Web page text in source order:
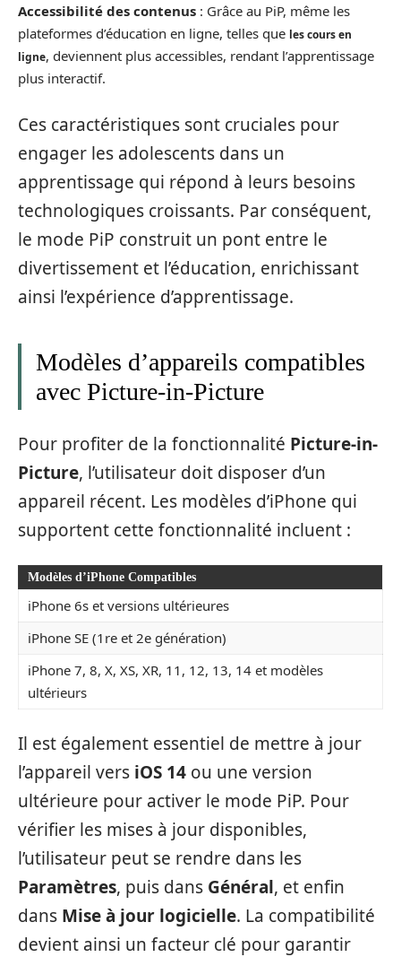
Accessibilité des contenus : Grâce au PiP, même les
plateformes d’éducation en ligne, telles que les cours en
ligne, deviennent plus accessibles, rendant l’apprentissage
plus interactif.
Ces caractéristiques sont cruciales pour
engager les adolescents dans un
apprentissage qui répond à leurs besoins
technologiques croissants. Par conséquent,
le mode PiP construit un pont entre le
divertissement et l’éducation, enrichissant
ainsi l’expérience d’apprentissage.
Modèles d’appareils compatibles
avec Picture-in-Picture
Pour profiter de la fonctionnalité Picture-in-
Picture, l’utilisateur doit disposer d’un
appareil récent. Les modèles d’iPhone qui
supportent cette fonctionnalité incluent :
Modèles d’iPhone Compatibles
iPhone 6s et versions ultérieures
iPhone SE (1re et 2e génération)
iPhone 7, 8, X, XS, XR, 11, 12, 13, 14 et modèles
ultérieurs
Il est également essentiel de mettre à jour
l’appareil vers iOS 14 ou une version
ultérieure pour activer le mode PiP. Pour
vérifier les mises à jour disponibles,
l’utilisateur peut se rendre dans les
Paramètres, puis dans Général, et enfin
dans Mise à jour logicielle. La compatibilité
devient ainsi un facteur clé pour garantir